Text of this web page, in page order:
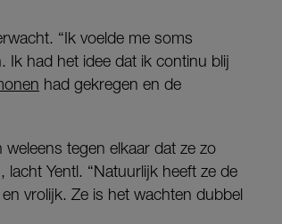
“Ik voelde me soms
Ik had het idee dat ik continu blij
had gekregen en de
tegen elkaar dat ze zo
Yentl. “Natuurlijk heeft ze de
vrolijk. Ze is het wachten dubbel